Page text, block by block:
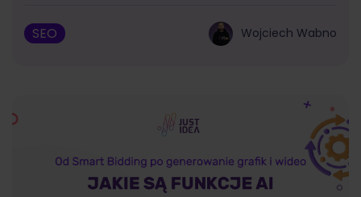
SEO Wojciech Wabno